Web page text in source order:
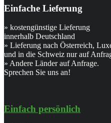
Einfache Lieferung
» kostengünstige Lieferung
innerhalb Deutschland
» Lieferung nach Österreich,
und in die Schweiz nur auf
» Andere Länder auf Anfrage.
Sprechen Sie uns an!
Einfach persönlich